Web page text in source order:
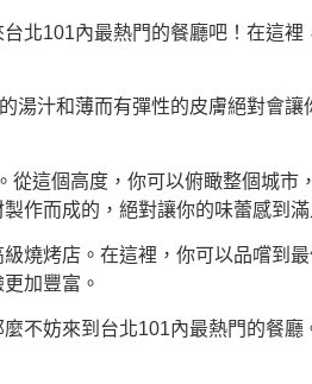
北101內最熱門的餐廳吧！在這
汁和薄而有彈性的皮膚絕對會
這個高度，你可以俯瞰整個城市
作而成的，絕對讓你的味蕾感到滿
燒烤店。在這裡，你可以品嚐到
加豐富。
不妨來到台北101內最熱門的餐